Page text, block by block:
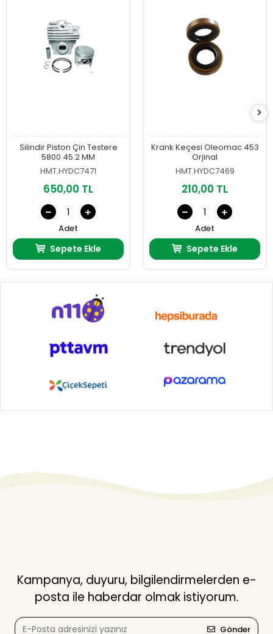
Silindir Piston Çin Testere
5800 45.2 MM
HMT.HYDC7471
650,00 TL
Adet
Sepete Ekle
Krank Keçesi Oleomac 453
Orjinal
HMT.HYDC7469
210,00 TL
Adet
Sepete Ekle
Kampanya, duyuru, bilgilendirmelerden e-
posta ile haberdar olmak istiyorum.
Gönder